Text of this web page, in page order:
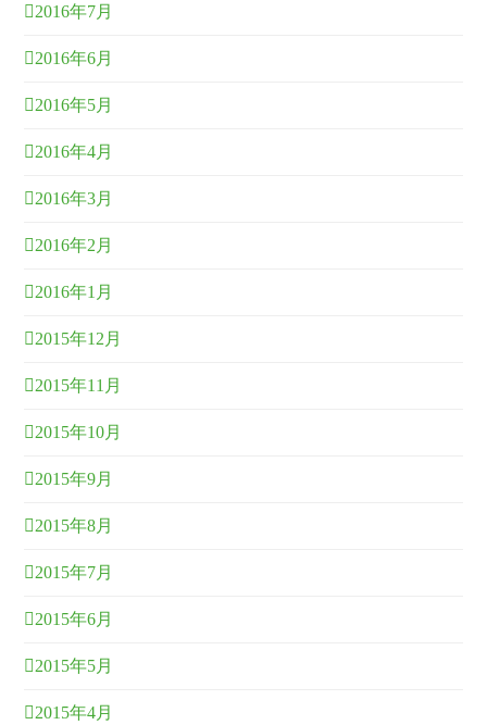
2016年7月
2016年6月
2016年5月
2016年4月
2016年3月
2016年2月
2016年1月
2015年12月
2015年11月
2015年10月
2015年9月
2015年8月
2015年7月
2015年6月
2015年5月
2015年4月